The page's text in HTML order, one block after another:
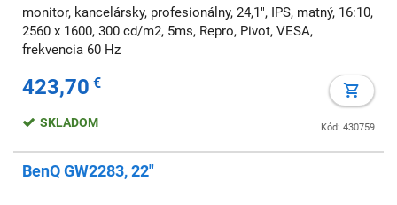
monitor, kancelársky, profesionálny, 24,1", IPS, matný, 16:10,
2560 x 1600, 300 cd/m2, 5ms, Repro, Pivot, VESA,
frekvencia 60 Hz
423,70 €
Kód: 430759
SKLADOM
BenQ GW2283, 22"